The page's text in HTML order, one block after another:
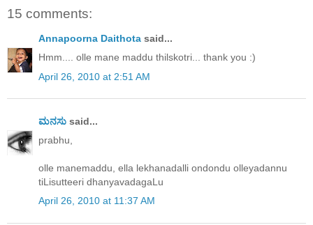
15 comments:
Annapoorna Daithota said...
Hmm.... olle mane maddu thilskotri... thank you :)
April 26, 2010 at 2:51 AM
ಮನಸು said...
prabhu,
olle manemaddu, ella lekhanadalli ondondu olleyadannu
tiLisutteeri dhanyavadagaLu
April 26, 2010 at 11:37 AM